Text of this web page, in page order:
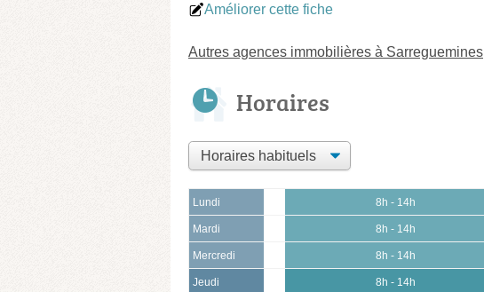
Améliorer cette fiche
Autres agences immobilières à Sarreguemines
Horaires
Lundi 8h - 14h
Mardi 8h - 14h
Mercredi 8h - 14h
Jeudi 8h - 14h